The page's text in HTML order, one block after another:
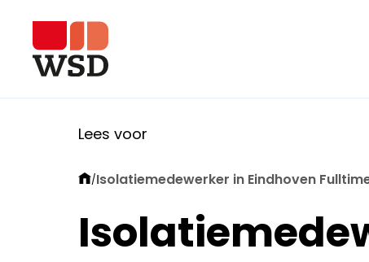
Lees voor
/Isolatiemedewerker in Eindhoven